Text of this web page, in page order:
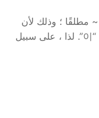
어서~ يضاف دائمًا إلى 이다 وليس 아서~ مطلقًا ؛ وذلك لأن
الحرف المتحرك الأخير من 이다 هو دائمًا “이”. لذا ، على سبيل